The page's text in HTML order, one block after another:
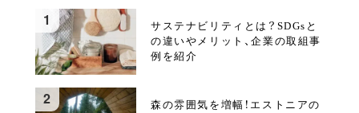
サステナビリティとは？SDGsと
の違いやメリット、企業の取組事
例を紹介
森の雰囲気を増幅！エストニアの